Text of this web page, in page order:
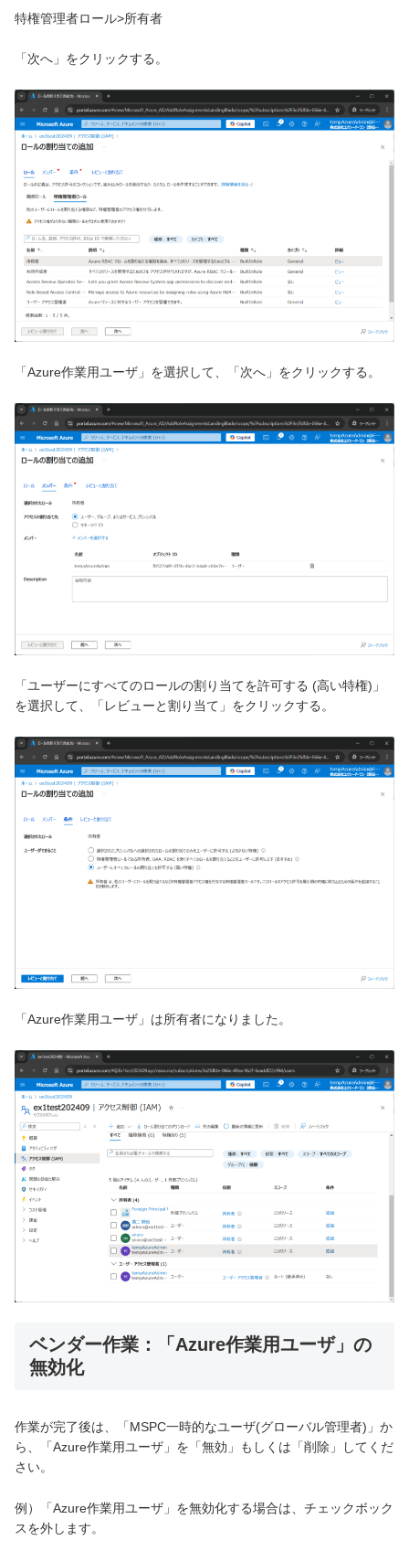
特権管理者ロール>所有者
「次へ」をクリックする。
「Azure作業用ユーザ」を選択して、「次へ」をクリックする。
「ユーザーにすべてのロールの割り当てを許可する (高い特権)」
を選択して、「レビューと割り当て」をクリックする。
「Azure作業用ユーザ」は所有者になりました。
ベンダー作業：「Azure作業用ユーザ」の
無効化
作業が完了後は、「MSPC一時的なユーザ(グローバル管理者)」か
ら、「Azure作業用ユーザ」を「無効」もしくは「削除」してくだ
さい。
例）「Azure作業用ユーザ」を無効化する場合は、チェックボック
スを外します。